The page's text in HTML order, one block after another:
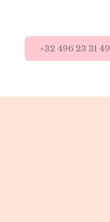
+32 496 23 31 49